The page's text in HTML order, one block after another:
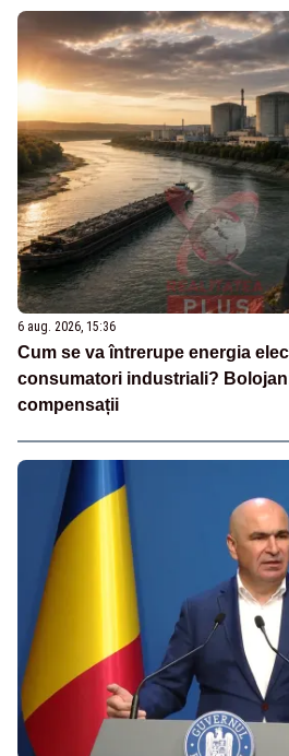
6 aug. 2026, 15:36
Cum se va întrerupe energia
consumatori industriali?
compensații